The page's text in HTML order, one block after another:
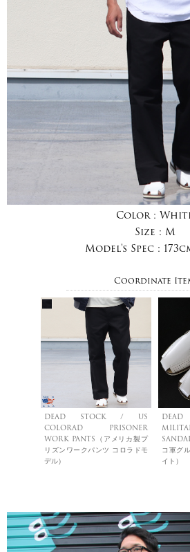
Color :
Size : M
Model's Spec :
Coordinate
DEAD STOCK / US
COLORAD PRISONER
WORK PANTS（アメリカ製プ
リズンワークパンツ コロラドモ
デル）
コ軍グ
イト）